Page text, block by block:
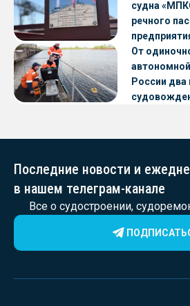
судна
речного
От
России
Последние новости и
в нашем телеграм-канале
Все о судостроении,